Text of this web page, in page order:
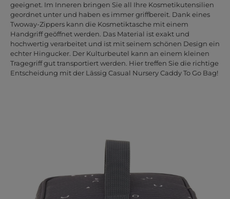
geeignet. Im Inneren bringen Sie all Ihre Kosmetikutensilien
geordnet unter und haben es immer griffbereit. Dank eines
Twoway-Zippers kann die Kosmetiktasche mit einem
Handgriff geöffnet werden. Das Material ist exakt und
hochwertig verarbeitet und ist mit seinem schönen Design ein
echter Hingucker. Der Kulturbeutel kann an einem kleinen
Tragegriff gut transportiert werden. Hier treffen Sie die richtige
Entscheidung mit der Lässig Casual Nursery Caddy To Go Bag!